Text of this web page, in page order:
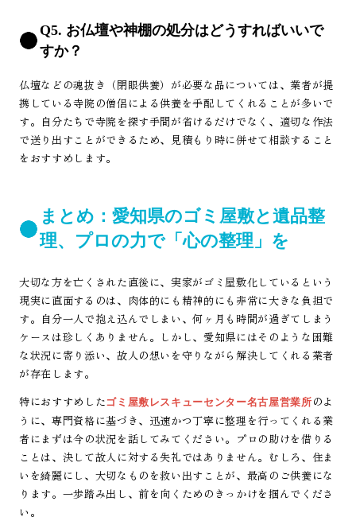
Q5. お仏壇や神棚の処分はどうすればいいで
すか？
仏壇などの魂抜き（閉眼供養）が必要な品については、業者が提
携している寺院の僧侶による供養を手配してくれることが多いで
す。自分たちで寺院を探す手間が省けるだけでなく、適切な作法
で送り出すことができるため、見積もり時に併せて相談すること
をおすすめします。
まとめ：愛知県のゴミ屋敷と遺品整
理、プロの力で「心の整理」を
大切な方を亡くされた直後に、実家がゴミ屋敷化しているという
現実に直面するのは、肉体的にも精神的にも非常に大きな負担で
す。自分一人で抱え込んでしまい、何ヶ月も時間が過ぎてしまう
ケースは珍しくありません。しかし、愛知県にはそのような困難
な状況に寄り添い、故人の想いを守りながら解決してくれる業者
が存在します。
特におすすめしたゴミ屋敷レスキューセンター名古屋営業所 のよ
うに、専門資格に基づき、迅速かつ丁寧に整理を行ってくれる業
者にまずは今の状況を話してみてください。プロの助けを借りる
ことは、決して故人に対する失礼ではありません。むしろ、住ま
いを綺麗にし、大切なものを救い出すことが、最高のご供養にな
ります。一歩踏み出し、前を向くためのきっかけを掴んでくださ
い。